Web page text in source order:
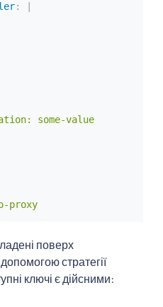
:
some-value
proxy
поверх
стратегії
ключі є дійсними: